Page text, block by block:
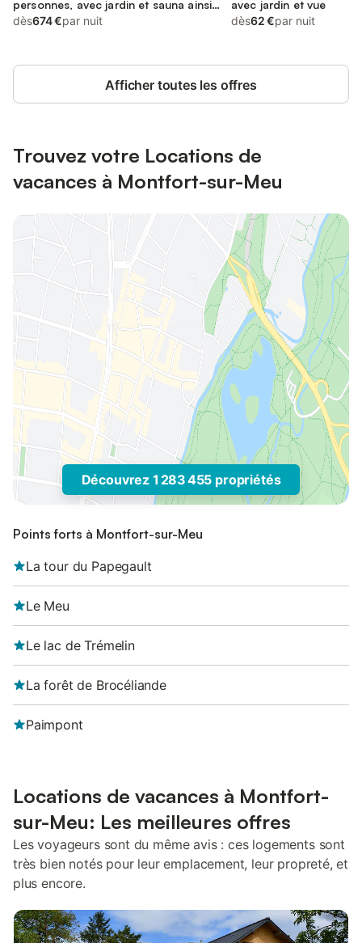
personnes, avec jardin et sauna ainsi
que piscine et vue
dès674 €par nuit
avec jardin et vue
dès62 €par nuit
Afficher toutes les offres
Trouvez votre Locations de
vacances à Montfort-sur-Meu
Découvrez 1 283 455 propriétés
Points forts à Montfort-sur-Meu
La tour du Papegault
Le Meu
Le lac de Trémelin
La forêt de Brocéliande
Paimpont
Locations de vacances à Montfort-
sur-Meu: Les meilleures offres
Les voyageurs sont du même avis : ces logements sont
très bien notés pour leur emplacement, leur propreté, et
plus encore.